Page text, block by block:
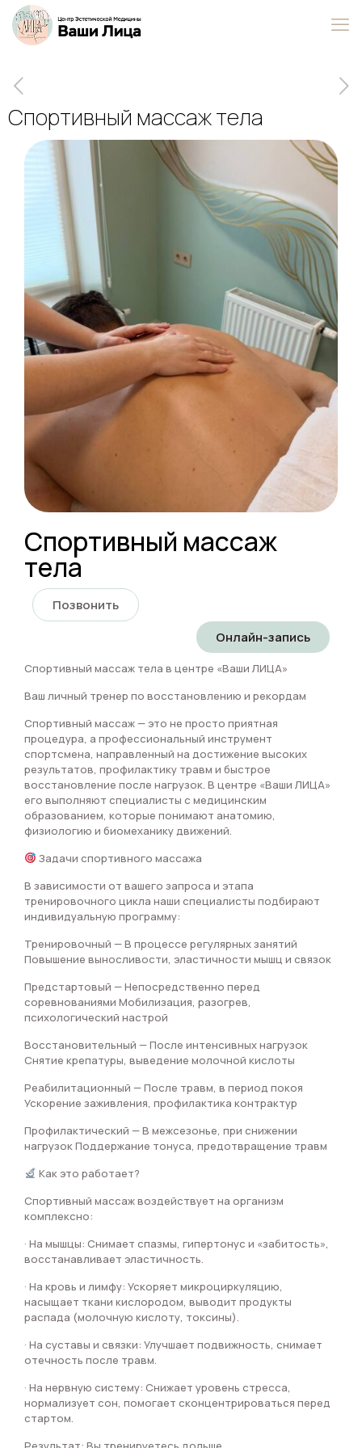
Спортивный массаж тела
Спортивный массаж
тела
Позвонить
Онлайн-запись
Спортивный массаж тела в центре «Ваши ЛИЦА»
Ваш личный тренер по восстановлению и рекордам
Спортивный массаж — это не просто приятная
процедура, а профессиональный инструмент
спортсмена, направленный на достижение высоких
результатов, профилактику травм и быстрое
восстановление после нагрузок. В центре «Ваши ЛИЦА»
его выполняют специалисты с медицинским
образованием, которые понимают анатомию,
физиологию и биомеханику движений.
Задачи спортивного массажа
В зависимости от вашего запроса и этапа
тренировочного цикла наши специалисты подбирают
индивидуальную программу:
Тренировочный — В процессе регулярных занятий
Повышение выносливости, эластичности мышц и связок
Предстартовый — Непосредственно перед
соревнованиями Мобилизация, разогрев,
психологический настрой
Восстановительный — После интенсивных нагрузок
Снятие крепатуры, выведение молочной кислоты
Реабилитационный — После травм, в период покоя
Ускорение заживления, профилактика контрактур
Профилактический — В межсезонье, при снижении
нагрузок Поддержание тонуса, предотвращение травм
Как это работает?
Спортивный массаж воздействует на организм
комплексно:
· На мышцы: Снимает спазмы, гипертонус и «забитость»,
восстанавливает эластичность.
· На кровь и лимфу: Ускоряет микроциркуляцию,
насыщает ткани кислородом, выводит продукты
распада (молочную кислоту, токсины).
· На суставы и связки: Улучшает подвижность, снимает
отечность после травм.
· На нервную систему: Снижает уровень стресса,
нормализует сон, помогает сконцентрироваться перед
стартом.